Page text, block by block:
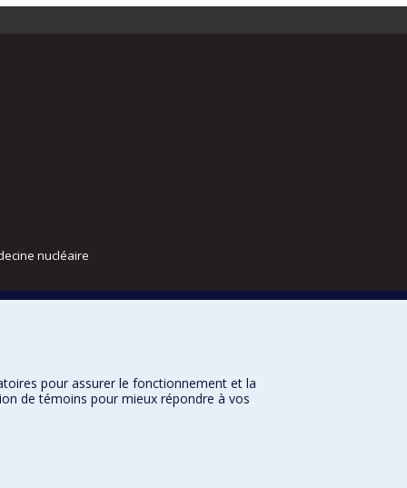
nucléaire
pour assurer le fonctionnement et la
de témoins pour mieux répondre à vos